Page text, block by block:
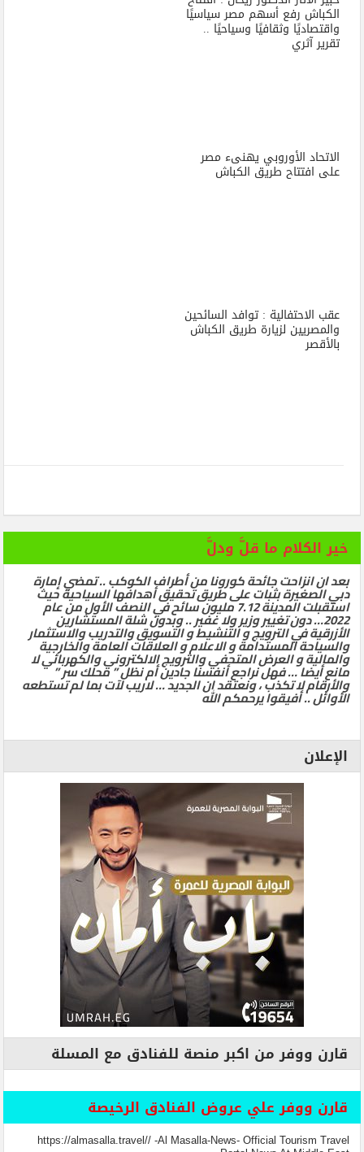
الكباش رفع أسهم مصر سياسيًا
واقتصاديًا وثقافيًا وسياحيًا ..
تقرير آثري
الاتحاد الأوروبي يهنىء مصر
على افتتاح طريق الكباش
عقب الاحتفالية : توافد السائحين
والمصريين لزيارة طريق الكباش
بالأقصر
خير الكلام ما قلَّ ودلَّ
بعد ان انزاحت جائحة كورونا من أطراف الكوكب .. تمضي إمارة
دبي الصغيرة بثبات على طريق تحقيق أهدافها السياحية حيث
استقبلت المدينة 7.12 مليون سائح في النصف الأول من عام
2022… دون تغيير وزير ولا غفير .. وبدون شلة المستشارين
الأزرقية في الترويج و التنشيط و التسويق والتدريب والاستثمار
والسياحة المستدامة و الاعلام و العلاقات العامة والخارجية
والمالية و العرض المتحفي والترويج الالكتروني والكهربائي لا
مانع أيضا … فهل نراجع أنفسنا جادين أم نظل ” محلك سر ”
والأرقام لا تكذب ، ونعتقد ان الجديد … لاريب لآت بما لم تستطعه
الأوائل .. أفيقوا يرحمكم الله
الإعلان
قارن ووفر من اكبر منصة للفنادق مع المسلة
قارن ووفر علي عروض الفنادق الرخيصة
https://almasalla.travel// -Al Masalla-News- Official Tourism Travel